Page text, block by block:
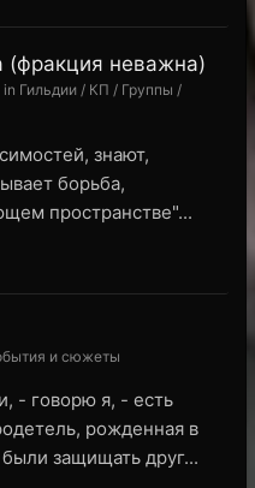
неважна)
Гильдии / КП / Группы /
знают,
борьба,
пространстве"...
и сюжеты
- говорю я, - есть
рожденная в
защищать друг...